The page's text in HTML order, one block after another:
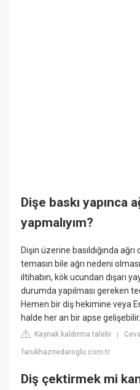
Dişe baskı yapınca
yapmalıyım?
Dişin üzerine basıldığında
temasın bile ağrı nedeni
iltihabın, kök ucundan dışarı
durumda yapılması gereken
Hemen bir diş hekimine veya
halde her an bir apse gelişebilir.
Kaynak kaldırma talebi |
farukhaznedaroglu.com.tr
Diş çektirmek mi